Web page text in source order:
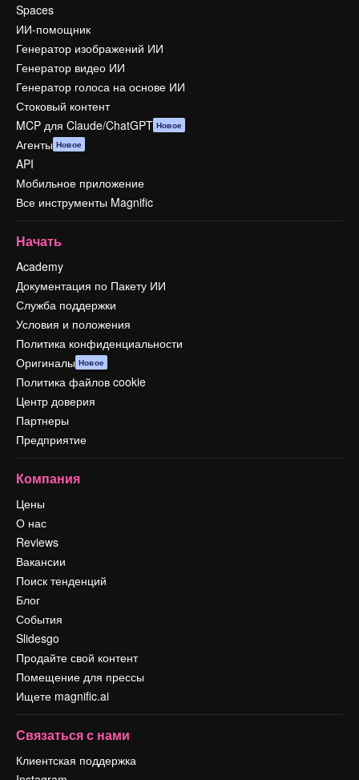
Spaces
ИИ-помощник
Генератор изображений ИИ
Генератор видео ИИ
Генератор голоса на основе ИИ
Стоковый контент
MCP для Claude/ChatGPT Новое
Агенты Новое
API
Мобильное приложение
Все инструменты Magnific
Начать
Academy
Документация по Пакету ИИ
Служба поддержки
Условия и положения
Политика конфиденциальности
Оригиналы Новое
Политика файлов cookie
Центр доверия
Партнеры
Предприятие
Компания
Цены
О нас
Reviews
Вакансии
Поиск тенденций
Блог
События
Slidesgo
Продайте свой контент
Помещение для прессы
Ищете magnific.ai
Связаться с нами
Клиентская поддержка